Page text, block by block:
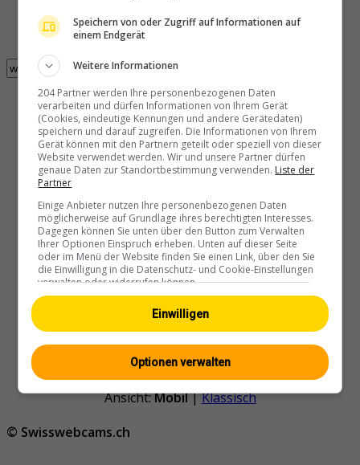
2 webcam con il tag walchwil trovate
Walchwil › Westen
Walchwil › Westen: Halbinsel
Chiemen - Zugersee
Ansicht:Mobil|Klassisch
© Swisswebcams.ch
Speichern von oder Zugriff auf Informationen auf
einem Endgerät
Weitere Informationen
204 Partner werden Ihre personenbezogenen Daten
verarbeiten und dürfen Informationen von Ihrem Gerät
(Cookies, eindeutige Kennungen und andere Gerätedaten)
speichern und darauf zugreifen. Die Informationen von Ihrem
Gerät können mit den Partnern geteilt oder speziell von dieser
Website verwendet werden. Wir und unsere Partner dürfen
genaue Daten zur Standortbestimmung verwenden. Liste der
Partner
Einige Anbieter nutzen Ihre personenbezogenen Daten
möglicherweise auf Grundlage ihres berechtigten Interesses.
Dagegen können Sie unten über den Button zum Verwalten
Ihrer Optionen Einspruch erheben. Unten auf dieser Seite
oder im Menü der Website finden Sie einen Link, über den Sie
die Einwilligung in die Datenschutz- und Cookie-Einstellungen
verwalten oder widerrufen können.
Einwilligen
Optionen verwalten